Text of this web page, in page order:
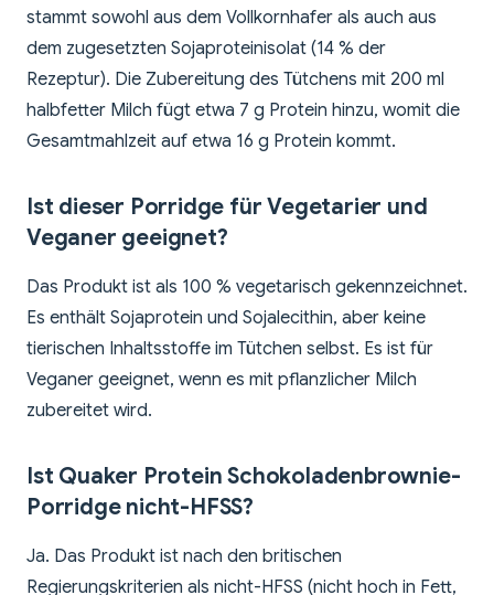
stammt sowohl aus dem Vollkornhafer als auch aus
dem zugesetzten Sojaproteinisolat (14 % der
Rezeptur). Die Zubereitung des Tütchens mit 200 ml
halbfetter Milch fügt etwa 7 g Protein hinzu, womit die
Gesamtmahlzeit auf etwa 16 g Protein kommt.
Ist dieser Porridge für Vegetarier und
Veganer geeignet?
Das Produkt ist als 100 % vegetarisch gekennzeichnet.
Es enthält Sojaprotein und Sojalecithin, aber keine
tierischen Inhaltsstoffe im Tütchen selbst. Es ist für
Veganer geeignet, wenn es mit pflanzlicher Milch
zubereitet wird.
Ist Quaker Protein Schokoladenbrownie-
Porridge nicht-HFSS?
Ja. Das Produkt ist nach den britischen
Regierungskriterien als nicht-HFSS (nicht hoch in Fett,